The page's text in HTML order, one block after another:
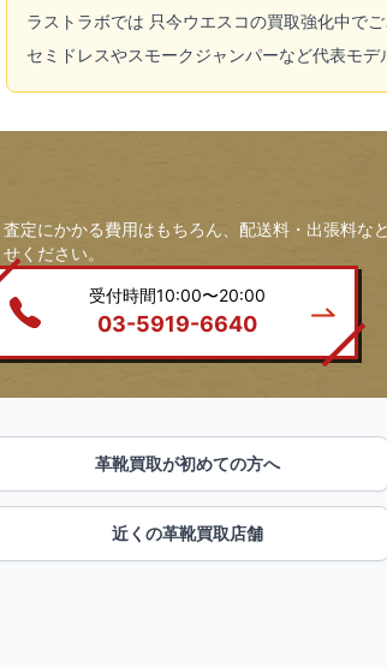
ラストラボでは 只今ウエスコの買取強化中でご
セミドレスやスモークジャンパーなど代表モ
査定にかかる費用はもちろん、配送料・出張料な
せください。
受付時間10:00〜20:00
03-5919-6640
革靴買取が初めての方へ
近くの革靴買取店舗